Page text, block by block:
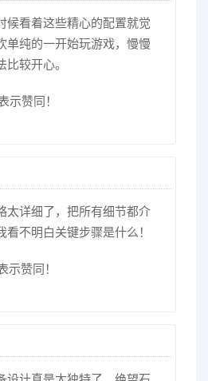
候看着这些精心的配置就觉
单纯的一开始玩游戏，慢慢
较开心。
示赞同！
太详细了，把所有细节都介
不明白关键步骤是什么！
示赞同！